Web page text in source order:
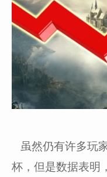
虽然仍有许多玩
杯，但是数据表明